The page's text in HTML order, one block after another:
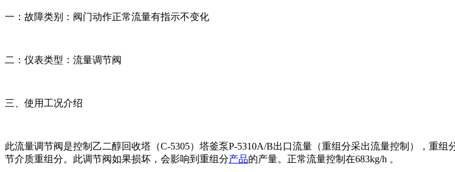
一：故障类别：阀门动作正常流量有指示不变化
二：仪表类型：流量调节阀
三、使用工况介绍
此流量调节阀是控制乙二醇回收塔（C-5305）塔釜泵P-5310A/B出口流量（重组分采出流量控制），重
节介质重组分。此调节阀如果损坏，会影响到重组分产品的产量。正常流量控制在683kg/h 。